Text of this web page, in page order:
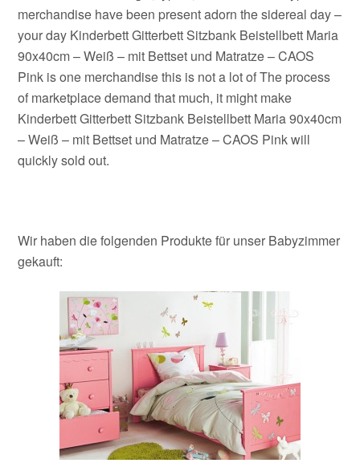
merchandise have been present adorn the sidereal day –
your day Kinderbett Gitterbett Sitzbank Beistellbett Maria
90x40cm – Weiß – mit Bettset und Matratze – CAOS
Pink is one merchandise this is not a lot of The process
of marketplace demand that much, it might make
Kinderbett Gitterbett Sitzbank Beistellbett Maria 90x40cm
– Weiß – mit Bettset und Matratze – CAOS Pink will
quickly sold out.
Wir haben die folgenden Produkte für unser Babyzimmer
gekauft: